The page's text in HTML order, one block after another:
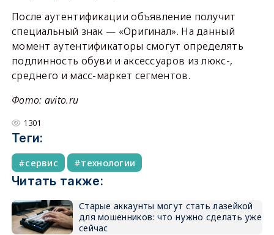
После аутентификации объявление получит
специальный знак — «Оригинал». На данный
момент аутентификаторы смогут определять
подлинность обуви и аксессуаров из люкс-,
среднего и масс-маркет сегментов.
Фото: avito.ru
1301
Теги:
сервис технологии
Читать также:
Старые аккаунты могут стать лазейкой
для мошенников: что нужно сделать уже
сейчас